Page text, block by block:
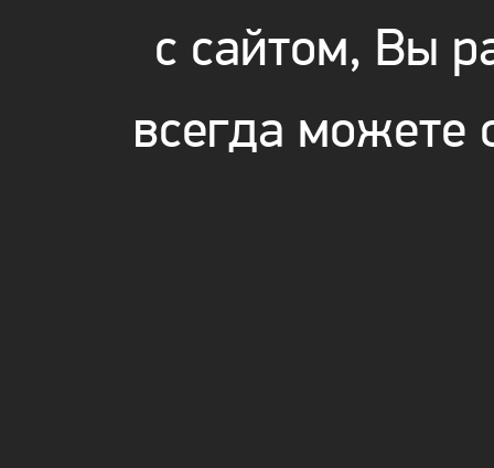
с сайтом, Вы
всегда можете